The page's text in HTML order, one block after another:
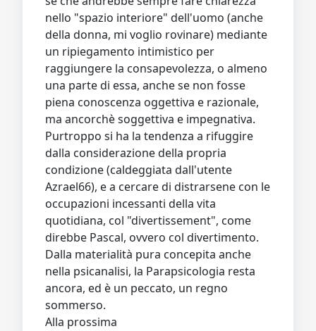
nello "spazio interiore" dell'uomo (anche
della donna, mi voglio rovinare) mediante
un ripiegamento intimistico per
raggiungere la consapevolezza, o almeno
una parte di essa, anche se non fosse
piena conoscenza oggettiva e razionale,
ma ancorchè soggettiva e impegnativa.
Purtroppo si ha la tendenza a rifuggire
dalla considerazione della propria
condizione (caldeggiata dall'utente
Azrael66), e a cercare di distrarsene con le
occupazioni incessanti della vita
quotidiana, col "divertissement", come
direbbe Pascal, ovvero col divertimento.
Dalla materialità pura concepita anche
nella psicanalisi, la Parapsicologia resta
ancora, ed è un peccato, un regno
sommerso.
Alla prossima